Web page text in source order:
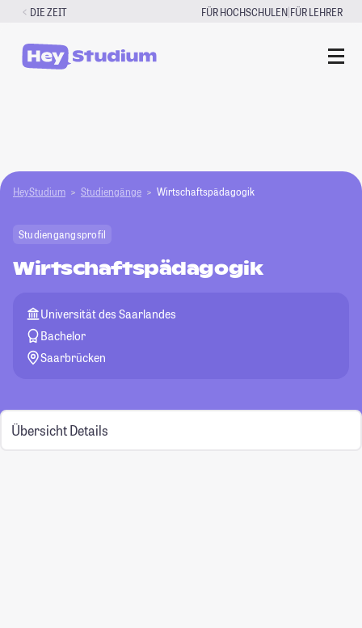
Zum
springen
DIE ZEIT FÜR HOCHSCHULEN|FÜR LEHRER
HeyStudium Studiengänge Wirtschaftspädagogik
Studiengangsprofil
Wirtschaftspädagogik
Universität des Saarlandes
Bachelor
Saarbrücken
Übersicht Details